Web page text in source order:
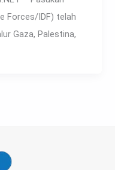
Forces/IDF) telah
Gaza, Palestina,